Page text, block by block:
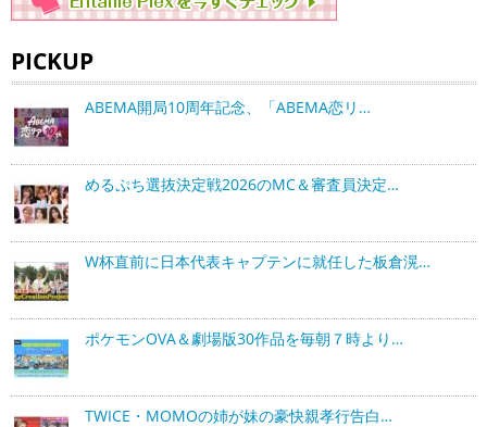
PICKUP
ABEMA開局10周年記念、「ABEMA恋リ…
めるぷち選抜決定戦2026のMC＆審査員決定…
W杯直前に日本代表キャプテンに就任した板倉滉…
ポケモンOVA＆劇場版30作品を毎朝７時より…
TWICE・MOMOの姉が妹の豪快親孝行告白…